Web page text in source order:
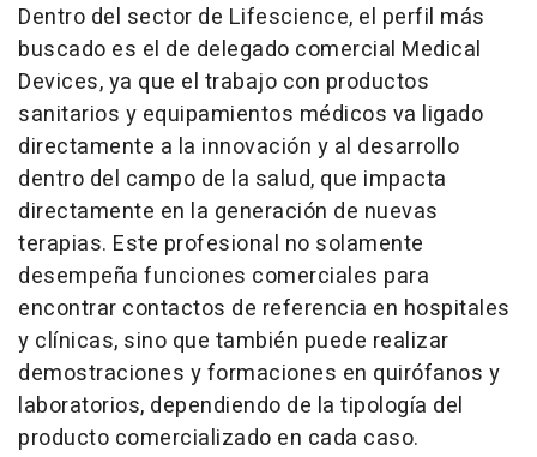
Dentro del sector de Lifescience, el perfil más
buscado es el de delegado comercial Medical
Devices, ya que el trabajo con productos
sanitarios y equipamientos médicos va ligado
directamente a la innovación y al desarrollo
dentro del campo de la salud, que impacta
directamente en la generación de nuevas
terapias. Este profesional no solamente
desempeña funciones comerciales para
encontrar contactos de referencia en hospitales
y clínicas, sino que también puede realizar
demostraciones y formaciones en quirófanos y
laboratorios, dependiendo de la tipología del
producto comercializado en cada caso.